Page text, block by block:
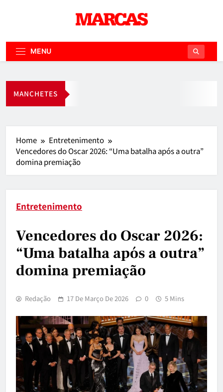
Marcas de
Credibilidade
MENU
MANCHETES
Home
Entretenimento
Vencedores do Oscar 2026: “Uma batalha após a outra”
domina premiação
Entretenimento
Vencedores do Oscar 2026:
“Uma batalha após a outra”
domina premiação
Redação 17 De Março De 2026 0 5 Mins